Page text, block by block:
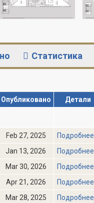
Статистика
Опубликовано Детали
Feb 27, 2025
Подробнее
Jan 13, 2026
Подробнее
Mar 30, 2026
Подробнее
Apr 21, 2026
Подробнее
Mar 28, 2025
Подробнее